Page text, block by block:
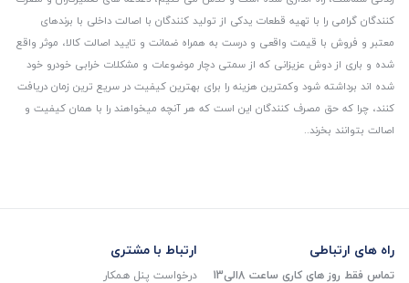
کنندگان گرامی را با تهیه قطعات یدکی از تولید کنندگان با اصالت داخلی با برندهای
معتبر و فروش با قیمت واقعی و درست به همراه ضمانت و تایید اصالت کالا، موثر واقع
شده و باری از دوش عزیزانی که از سمتی دچار موضوعات و مشکلات خرابی خودرو خود
شده اند برداشته شود و‌کمترین هزینه را برای بهترین کیفیت در سریع ترین زمان دریافت
کنند، چرا که حق مصرف کنندگان این است که هر آنچه میخواهند را با همان کیفیت و
اصالت بتوانند بخرند..
راه های ارتباطی
تماس فقط روز های کاری ساعت 8الی13
ارتباط با مشتری
درخواست پنل همکار